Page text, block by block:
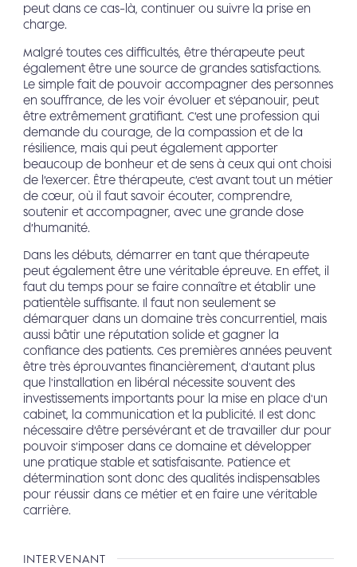
peut dans ce cas-là, continuer ou suivre la prise en
charge.
Malgré toutes ces difficultés, être thérapeute peut
également être une source de grandes satisfactions.
Le simple fait de pouvoir accompagner des personnes
en souffrance, de les voir évoluer et s’épanouir, peut
être extrêmement gratifiant. C’est une profession qui
demande du courage, de la compassion et de la
résilience, mais qui peut également apporter
beaucoup de bonheur et de sens à ceux qui ont choisi
de l’exercer. Être thérapeute, c’est avant tout un métier
de cœur, où il faut savoir écouter, comprendre,
soutenir et accompagner, avec une grande dose
d’humanité.
Dans les débuts, démarrer en tant que thérapeute
peut également être une véritable épreuve. En effet, il
faut du temps pour se faire connaître et établir une
patientèle suffisante. Il faut non seulement se
démarquer dans un domaine très concurrentiel, mais
aussi bâtir une réputation solide et gagner la
confiance des patients. Ces premières années peuvent
être très éprouvantes financièrement, d'autant plus
que l'installation en libéral nécessite souvent des
investissements importants pour la mise en place d'un
cabinet, la communication et la publicité. Il est donc
nécessaire d’être persévérant et de travailler dur pour
pouvoir s’imposer dans ce domaine et développer
une pratique stable et satisfaisante. Patience et
détermination sont donc des qualités indispensables
pour réussir dans ce métier et en faire une véritable
carrière.
INTERVENANT